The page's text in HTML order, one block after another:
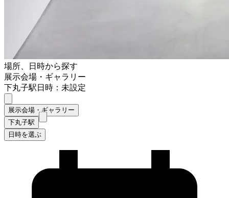
場所、日時から探す
展示会場・ギャラリー
下丸子駅日時：未設定
展示会場・ギャラリー
下丸子駅
日時を選ぶ